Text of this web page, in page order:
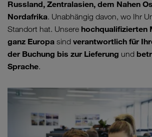
Russland, Zentralasien, dem Nahen
Nordafrika. Unabhängig davon, wo Ihr
Standort hat. Unsere hochqualifizierten
ganz Europa sind verantwortlich für
der Buchung bis zur Lieferung und
Sprache.